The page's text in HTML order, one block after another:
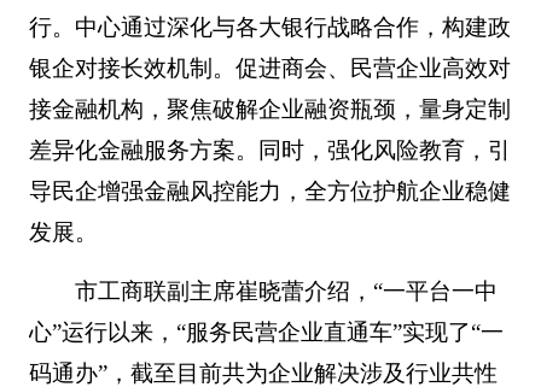
行。中心通过深化与各大银行战略合作，构建政
银企对接长效机制。促进商会、民营企业高效对
接金融机构，聚焦破解企业融资瓶颈，量身定制
差异化金融服务方案。同时，强化风险教育，引
导民企增强金融风控能力，全方位护航企业稳健
发展。
市工商联副主席崔晓蕾介绍，“一平台一中
心”运行以来，“服务民营企业直通车”实现了“一
码通办”，截至目前共为企业解决涉及行业共性